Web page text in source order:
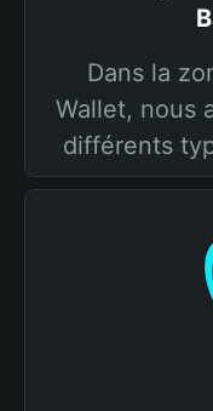
Dans la
Wallet, nous
différents